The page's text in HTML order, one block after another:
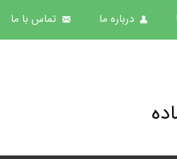
درباره ما تماس با ما